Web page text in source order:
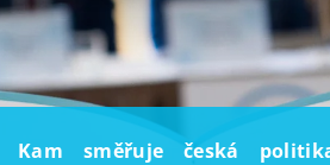
Kam směřuje česká